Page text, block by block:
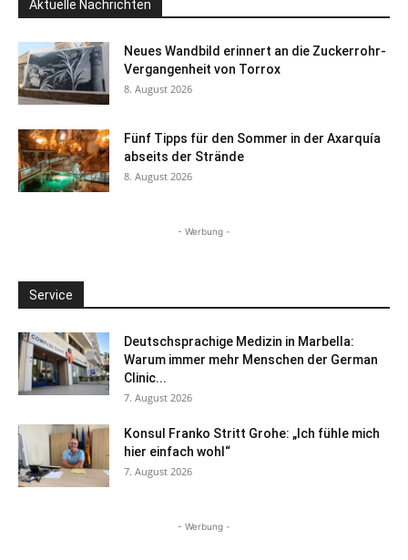
Aktuelle Nachrichten
Neues Wandbild erinnert an die Zuckerrohr-
Vergangenheit von Torrox
8. August 2026
Fünf Tipps für den Sommer in der Axarquía
abseits der Strände
8. August 2026
- Werbung -
Service
Deutschsprachige Medizin in Marbella:
Warum immer mehr Menschen der German
Clinic...
7. August 2026
Konsul Franko Stritt Grohe: „Ich fühle mich
hier einfach wohl“
7. August 2026
- Werbung -